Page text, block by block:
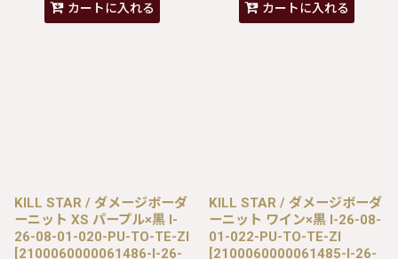
カートに入れる カートに入れる
KILL STAR / ダメージボーダ
ーニット XS パープル×黒 I-
26-08-01-020-PU-TO-TE-ZI
[2100060000061486-I-26-
KILL STAR / ダメージボーダ
ーニット ワイン×黒 I-26-08-
01-022-PU-TO-TE-ZI
[2100060000061485-I-26-